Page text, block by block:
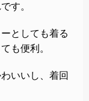
す。
としても着る
も便利。
いいし、着回